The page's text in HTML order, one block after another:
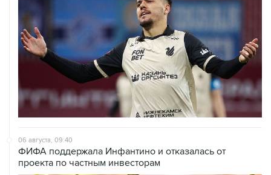
06 августа, 09:40
ФИФА поддержала Инфантино и отказалась от
проекта по частным инвесторам